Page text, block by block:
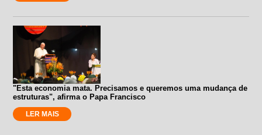
"Esta economia mata. Precisamos e queremos uma mudança de
estruturas", afirma o Papa Francisco
LER MAIS